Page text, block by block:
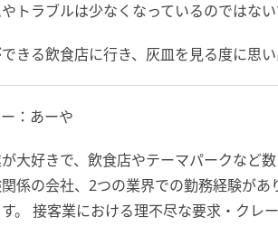
トラブルは少なくなっているのではな
きる飲食店に行き、灰皿を見る度に思い
：あーや
大好きで、飲食店やテーマパークなど
関係の会社、2つの業界での勤務経験が
。 接客業における理不尽な要求・クレ